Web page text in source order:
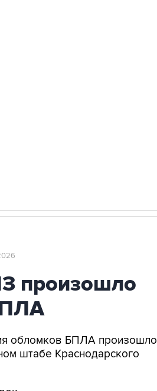
произошло
обломков БПЛА произошло
штабе Краснодарского